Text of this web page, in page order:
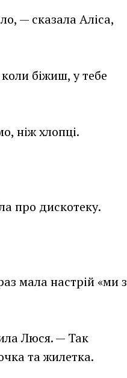
— сказала Аліса,
біжиш, у тебе
ніж хлопці.
про дискотеку.
мала настрій «ми з
Люся. — Так
та жилетка.